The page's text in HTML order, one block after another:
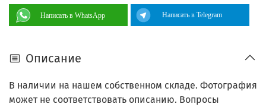
Написать в WhatsApp Написать в Telegram
Описание
В наличии на нашем собственном складе. Фотография
может не соответствовать описанию. Вопросы